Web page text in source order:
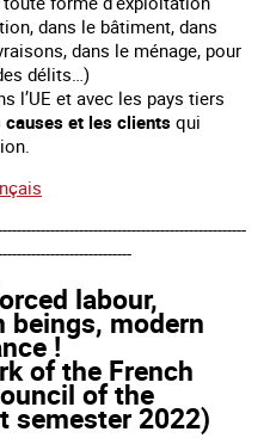
dans le bâtiment, dans
dans le ménage, pour
délits…)
l’UE et avec les pays tiers
causes et les clients qui
labour,
modern
!
of the French
of the
semester 2022)